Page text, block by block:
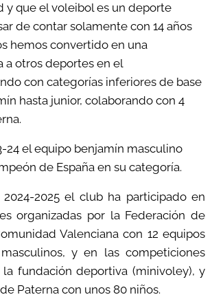
y que el voleibol es un deporte
de contar solamente con 14 años
hemos convertido en una
a otros deportes en el
con categorías inferiores de base
hasta junior, colaborando con 4
24 el equipo benjamín masculino
de España en su categoría.
2024-2025 el club ha participado en
organizadas por la Federación de
Valenciana con 12 equipos
y en las competiciones
la fundación deportiva (minivoley), y
Paterna con unos 80 niños.